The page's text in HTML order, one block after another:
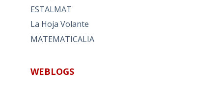
ESTALMAT
La Hoja Volante
MATEMATICALIA
WEBLOGS